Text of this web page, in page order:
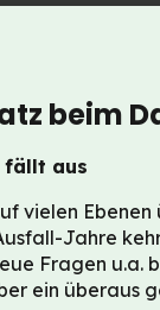
beim
fällt aus
vielen
Jahre
Fragen u.a.
ein überaus